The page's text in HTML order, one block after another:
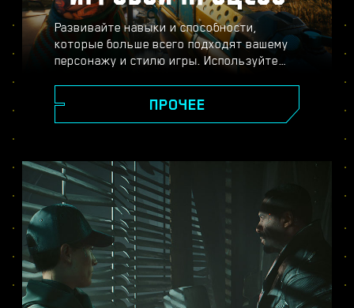
Развивайте навыки и способности,
которые больше всего подходят вашему
персонажу и стилю игры. Используйте
улучшайте своё тело с помощью
имплантов — всё ради того, чтобы стать
перестрелки, расправляйтесь с
противниками издалека или
прокрадывайтесь мимо охраны, чтобы
достичь своей цели.
ПРОЧЕЕ